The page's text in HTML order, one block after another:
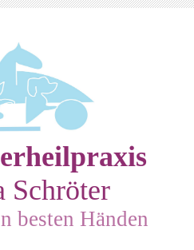
Schröter
besten Händen